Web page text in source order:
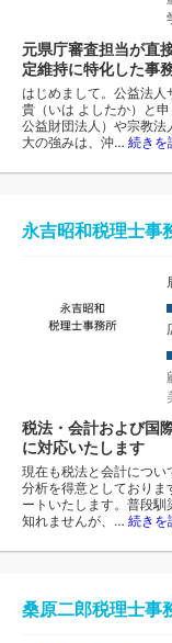
元県庁審査担当が直
定維持に特化した事
はじめまして。公益法
貴（いは よしたか）と
公益財団法人）や宗教
大の強みは、沖… 続きを
永吉昭和税理士事
税法・会計および国
に対応いたします
現在も税法と会計につ
分析を得意としており
ートいたします。普段
知れませんが、… 続きを
桑原二郎税理士事